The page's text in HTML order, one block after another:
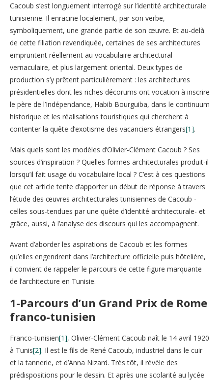
Cacoub s’est longuement interrogé sur l’identité architecturale
tunisienne. Il enracine localement, par son verbe,
symboliquement, une grande partie de son œuvre. Et au-delà
de cette filiation revendiquée, certaines de ses architectures
empruntent réellement au vocabulaire architectural
vernaculaire, et plus largement oriental. Deux types de
production s’y prêtent particulièrement : les architectures
présidentielles dont les riches décorums ont vocation à inscrire
le père de l’Indépendance, Habib Bourguiba, dans le continuum
historique et les réalisations touristiques qui cherchent à
contenter la quête d’exotisme des vacanciers étrangers[1].
Mais quels sont les modèles d’Olivier-Clément Cacoub ? Ses
sources d’inspiration ? Quelles formes architecturales produit-il
lorsqu’il fait usage du vocabulaire local ? C’est à ces questions
que cet article tente d’apporter un début de réponse à travers
l’étude des œuvres architecturales tunisiennes de Cacoub -
celles sous-tendues par une quête d’identité architecturale- et
grâce, aussi, à l’analyse des discours qui les accompagnent.
Avant d’aborder les aspirations de Cacoub et les formes
qu’elles engendrent dans l’architecture officielle puis hôtelière,
il convient de rappeler le parcours de cette figure marquante
de l’architecture en Tunisie.
1-Parcours d’un Grand Prix de Rome
franco-tunisien
Franco-tunisien[1], Olivier-Clément Cacoub naît le 14 avril 1920
à Tunis[2]. Il est le fils de René Cacoub, industriel dans le cuir
et la tannerie, et d’Anna Nizard. Très tôt, il révèle des
prédispositions pour le dessin. Et après une scolarité au lycée